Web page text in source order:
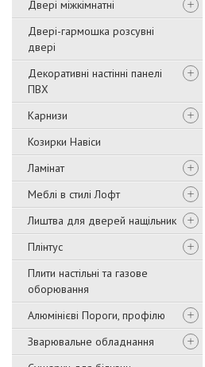
Двері міжкімнатні
Двері-гармошка розсувні
двері
Декоративні настінні панелі
ПВХ
Карнизи
Козирки Навіси
Ламінат
Меблі в стилі Лофт
Лиштва для дверей нащільник
Плінтус
Плити настільні та газове
оборювання
Алюмінієві Пороги, профілю
Зварювальне обладнання